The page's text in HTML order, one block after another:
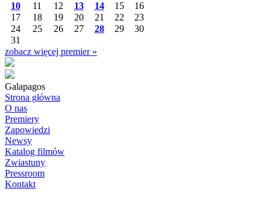
10
11 12 13 14 15
16
17
18 19 20 21 22
23
24
25 26 27 28 29
30
31
zobacz więcej premier »
Galapagos
Strona główna
O nas
Premiery
Zapowiedzi
Newsy
Katalog filmów
Zwiastuny
Pressroom
Kontakt